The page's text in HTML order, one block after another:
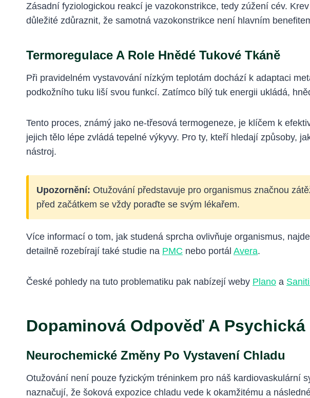
Zásadní fyziologickou reakcí je vazokonstrikce, tedy zúžení cév.
důležité zdůraznit, že samotná vazokonstrikce není hlavním
Termoregulace A Role Hnědé Tukové Tkáně
Při pravidelném vystavování nízkým teplotám dochází k adaptaci
podkožního tuku liší svou funkcí. Zatímco bílý tuk energii ukládá,
Tento proces, známý jako ne-třesová termogeneze, je klíčem k
jejich tělo lépe zvládá tepelné výkyvy. Pro ty, kteří hledají způsoby,
nástroj.
Upozornění: Otužování představuje pro organismus značnou
před začátkem se vždy poraďte se svým lékařem.
Více informací o tom, jak studená sprcha ovlivňuje organismus,
detailně rozebírají také studie na PMC nebo portál Avera.
České pohledy na tuto problematiku pak nabízejí weby Plano a
Dopaminová Odpověď A
Neurochemické Změny Po Vystavení Chladu
Otužování není pouze fyzickým tréninkem pro náš kardiovaskulární
naznačují, že šoková expozice chladu vede k okamžitému a